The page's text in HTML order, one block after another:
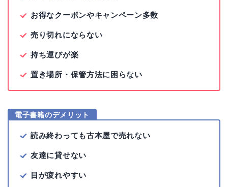
お得なクーポンやキャンペーン多数
売り切れにならない
持ち運びが楽
置き場所・保管方法に困らない
電子書籍のデメリット
読み終わっても古本屋で売れない
友達に貸せない
目が疲れやすい